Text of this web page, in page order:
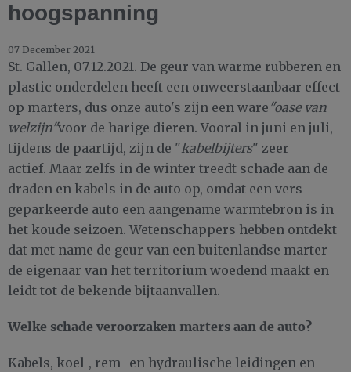
hoogspanning
07 December 2021
St. Gallen, 07.12.2021. De geur van warme rubberen en
plastic onderdelen heeft een onweerstaanbaar effect
op marters, dus onze auto's zijn een ware "oase van
welzijn"voor de harige dieren. Vooral in juni en juli,
tijdens de paartijd, zijn de "kabelbijters" zeer
actief. Maar zelfs in de winter treedt schade aan de
draden en kabels in de auto op, omdat een vers
geparkeerde auto een aangename warmtebron is in
het koude seizoen. Wetenschappers hebben ontdekt
dat met name de geur van een buitenlandse marter
de eigenaar van het territorium woedend maakt en
leidt tot de bekende bijtaanvallen.
Welke schade veroorzaken marters aan de auto?
Kabels, koel-, rem- en hydraulische leidingen en